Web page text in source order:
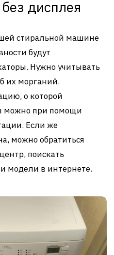
дисплея
стиральной машине
будут
Нужно учитывать
их морганий.
о которой
можно при помощи
Если же
можно обратиться
поискать
модели в интернете.